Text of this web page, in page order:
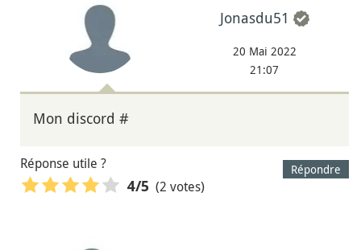
Jonasdu51
20 Mai 2022
21:07
Mon discord #
Répondre
Réponse utile ?
4/5 (2 votes)